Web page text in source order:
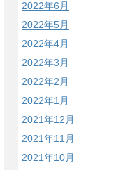
2022年6月
2022年5月
2022年4月
2022年3月
2022年2月
2022年1月
2021年12月
2021年11月
2021年10月